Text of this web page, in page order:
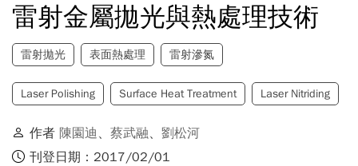
雷射金屬拋光與熱處理技術
雷射拋光 表面熱處理 雷射滲氮
Laser Polishing Surface Heat Treatment Laser Nitriding
作者 陳園迪、 蔡武融、 劉松河
刊登日期：2017/02/01